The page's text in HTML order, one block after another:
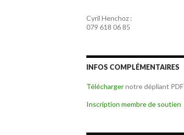
Cyril Henchoz :
079 618 06 85
INFOS COMPLÉMENTAIRES
Téléchargernotre dépliant PDF
Inscription membre de soutien